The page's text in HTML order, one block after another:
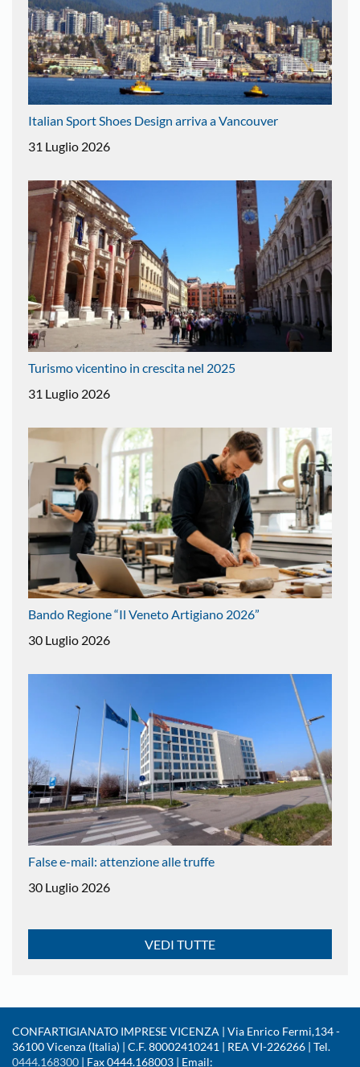
Italian Sport Shoes Design arriva a Vancouver
31 Luglio 2026
Turismo vicentino in crescita nel 2025
31 Luglio 2026
Bando Regione “Il Veneto Artigiano 2026”
30 Luglio 2026
False e-mail: attenzione alle truffe
30 Luglio 2026
VEDI TUTTE
CONFARTIGIANATO IMPRESE VICENZA | Via Enrico Fermi,134 -
36100 Vicenza (Italia) | C.F. 80002410241 | REA VI-226266 | Tel.
0444.168300 | Fax 0444.168003 | Email: